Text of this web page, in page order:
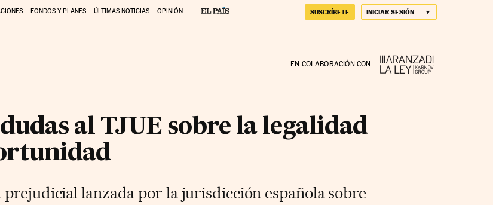
FONDOS Y PLANES ÚLTIMAS NOTICIAS OPINIÓN SUSCRÍBETE INICIAR SESIÓN
EN COLABORACIÓN CON
al TJUE sobre la legalidad
prejudicial lanzada por la jurisdicción española sobre